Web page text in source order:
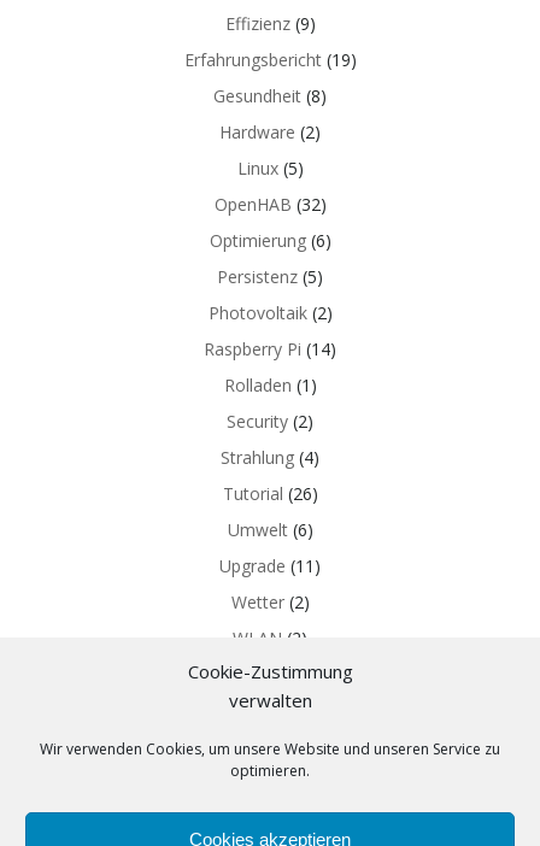
Cookie-Zustimmung
verwalten
Wir verwenden Cookies, um unsere Website und unseren Service zu
optimieren.
Cookies akzeptieren
Effizienz(9)
Erfahrungsbericht(19)
Gesundheit (8)
Hardware (2)
Linux(5)
OpenHAB (32)
Optimierung(6)
Persistenz (5)
Photovoltaik(2)
Raspberry Pi (14)
Rolladen (1)
Security (2)
Strahlung (4)
Tutorial (26)
Umwelt(6)
Upgrade (11)
Wetter(2)
WLAN (2)
Z-WAVE(5)